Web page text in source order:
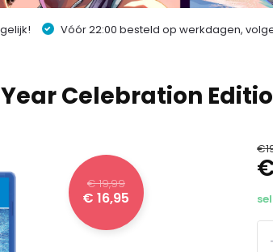
Vóór 22:00 besteld op werkdagen,
Celebration
€ 19,99
€ 16,95